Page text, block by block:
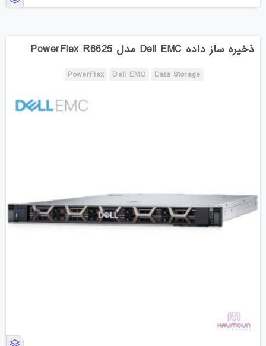
ذخیره ساز داده Dell EMC مدل PowerFlex R6625
Data Storage
Dell EMC
PowerFlex